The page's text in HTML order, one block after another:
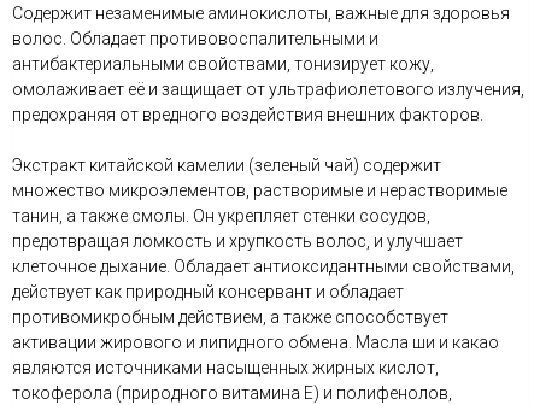
Содержит незаменимые аминокислоты, важные для здоровья
волос. Обладает противовоспалительными и
антибактериальными свойствами, тонизирует кожу,
омолаживает её и защищает от ультрафиолетового излучения,
предохраняя от вредного воздействия внешних факторов.
Экстракт китайской камелии (зеленый чай) содержит
множество микроэлементов, растворимые и нерастворимые
танин, а также смолы. Он укрепляет стенки сосудов,
предотвращая ломкость и хрупкость волос, и улучшает
клеточное дыхание. Обладает антиоксидантными свойствами,
действует как природный консервант и обладает
противомикробным действием, а также способствует
активации жирового и липидного обмена. Масла ши и какао
являются источниками насыщенных жирных кислот,
токоферола (природного витамина Е) и полифенолов,